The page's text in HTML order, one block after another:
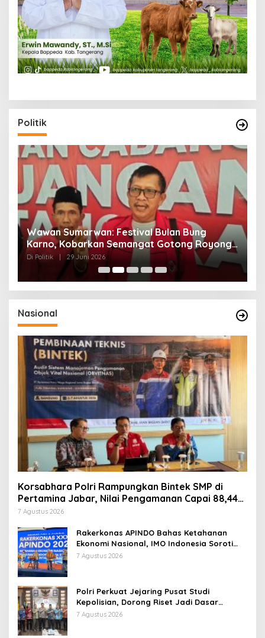
Politik
Wawan Sumarwan: Festival Bulan Bung
Karno, Kobarkan Semangat Gotong Royong
dan Kepedulian Sosial
Di Politik | 29 Juni 2026
Nasional
Korsabhara Polri Rampungkan Bintek SMP di
Pertamina Jabar, Nilai Pengamanan Capai 88,44
Persen
7 Agustus 2026
Rakerkonas APINDO Bahas Ketahanan
Ekonomi Nasional, IMO Indonesia Soroti
Pentingnya Kolaborasi Lintas Sektor
7 Agustus 2026
Polri Perkuat Jejaring Pusat Studi
Kepolisian, Dorong Riset Jadi Dasar
Kebijakan dan Inovasi
7 Agustus 2026